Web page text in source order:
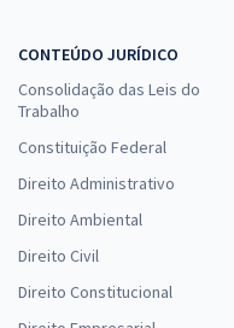
CONTEÚDO JURÍDICO
Consolidação das Leis do
Trabalho
Constituição Federal
Direito Administrativo
Direito Ambiental
Direito Civil
Direito Constitucional